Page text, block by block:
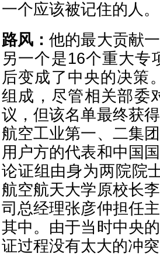
一个应该被记住的人。
路风：他的最大贡献
另一个是16个重大专
后变成了中央的决策
组成，尽管相关部委
议，但该名单最终获
航空工业第一、二集
用户方的代表和中国
论证组由身为两院院
航空航天大学原校长
司总经理张彦仲担任
其中。由于当时中央
证过程没有太大的冲突